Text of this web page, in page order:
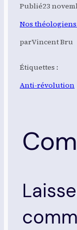
Publié23
Nos théologiens
parVincent Bru
Étiquettes :
Anti-révolution